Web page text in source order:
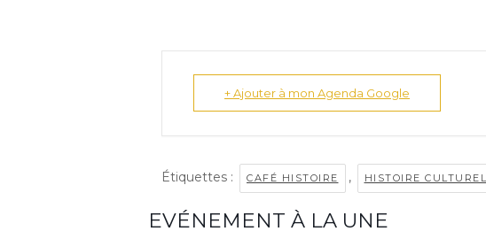
+ Ajouter à mon Agenda Google
Étiquettes : CAFÉ HISTOIRE , HISTOIRE
EVÉNEMENT À LA UNE